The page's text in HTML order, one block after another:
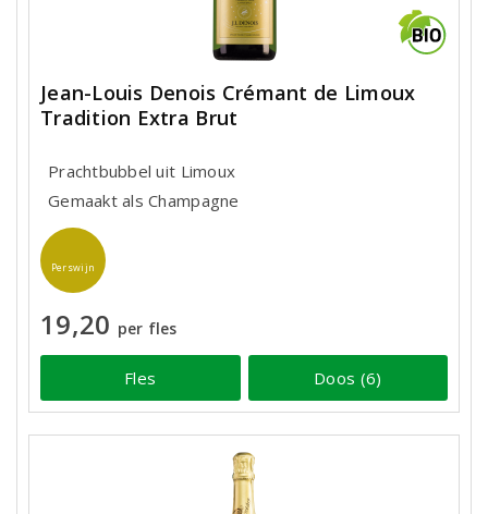
Jean-Louis Denois Crémant de Limoux
Tradition Extra Brut
Prachtbubbel uit Limoux
Gemaakt als Champagne
Perswijn
19,20 per fles
Fles Doos (6)